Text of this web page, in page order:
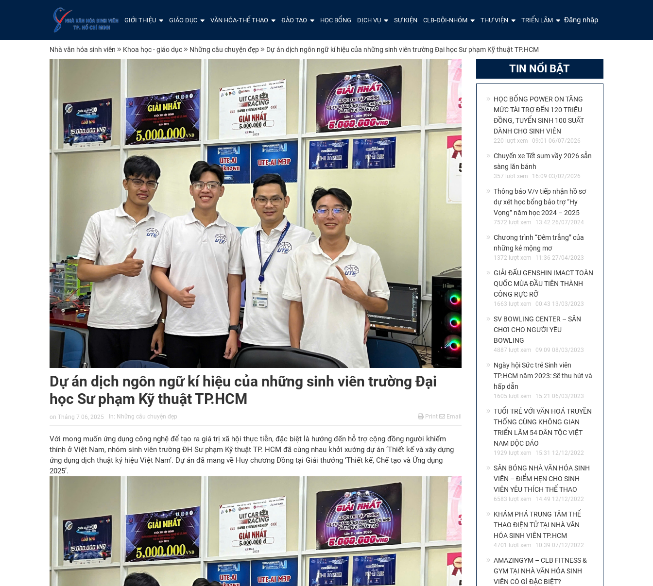
GIỚI THIỆU GIÁO DỤC VĂN HÓA-THỂ THAO ĐÀO TẠO HỌC BỔNG DỊCH VỤ SỰ KIỆN CLB-ĐỘI-NHÓM THƯ VIỆN TRIỂN LÃM Đăng nhập
Nhà văn hóa sinh viên Khoa học - giáo dục Những câu chuyện đẹp Dự án dịch ngôn ngữ kí hiệu của những sinh viên trường Đại học Sư phạm Kỹ thuật TP.HCM
Dự án dịch ngôn ngữ kí hiệu của những sinh viên trường Đại
học Sư phạm Kỹ thuật TP.HCM
on Tháng 7 06, 2025 In: Những câu chuyện đẹp Print Email
Với mong muốn ứng dụng công nghệ để tạo ra giá trị xã hội thực tiễn, đặc biệt là hướng đến hỗ trợ cộng đồng người khiếm
thính ở Việt Nam, nhóm sinh viên trường ĐH Sư phạm Kỹ thuật TP. HCM đã cùng nhau khởi xướng dự án ‘Thiết kế và xây dựng
ứng dụng dịch thuật ký hiệu Việt Nam’. Dự án đã mang về Huy chương Đồng tại Giải thưởng ‘Thiết kế, Chế tạo và Ứng dụng
2025’.
TIN NỔI BẬT
HỌC BỔNG POWER ON TĂNG
MỨC TÀI TRỢ ĐẾN 120 TRIỆU
ĐỒNG, TUYỂN SINH 100 SUẤT
DÀNH CHO SINH VIÊN
220 lượt xem 09:01 06/07/2026
Chuyến xe Tết sum vầy 2026 sẵn
sàng lăn bánh
357 lượt xem 16:09 03/02/2026
Thông báo V/v tiếp nhận hồ sơ
dự xét học bổng bảo trợ “Hy
Vọng” năm học 2024 – 2025
7572 lượt xem 13:42 26/07/2024
Chương trình “Đêm trắng” của
những kẻ mộng mơ
1372 lượt xem 11:36 27/04/2023
GIẢI ĐẤU GENSHIN IMACT TOÀN
QUỐC MÙA ĐẦU TIÊN THÀNH
CÔNG RỰC RỠ
1663 lượt xem 00:43 13/03/2023
SV BOWLING CENTER – SÂN
CHƠI CHO NGƯỜI YÊU
BOWLING
4887 lượt xem 09:09 08/03/2023
Ngày hội Sức trẻ Sinh viên
TP.HCM năm 2023: Sẽ thu hút và
hấp dẫn
1605 lượt xem 15:21 06/03/2023
TUỔI TRẺ VỚI VĂN HOÁ TRUYỀN
THỐNG CÙNG KHÔNG GIAN
TRIỂN LÃM 54 DÂN TỘC VIỆT
NAM ĐỘC ĐÁO
1929 lượt xem 15:31 12/12/2022
SÂN BÓNG NHÀ VĂN HÓA SINH
VIÊN – ĐIỂM HẸN CHO SINH
VIÊN YÊU THÍCH THỂ THAO
6583 lượt xem 14:49 12/12/2022
KHÁM PHÁ TRUNG TÂM THỂ
THAO ĐIỆN TỬ TẠI NHÀ VĂN
HÓA SINH VIÊN TP.HCM
4701 lượt xem 10:39 07/12/2022
AMAZINGYM – CLB FITNESS &
GYM TẠI NHÀ VĂN HÓA SINH
VIÊN CÓ GÌ ĐẶC BIỆT?